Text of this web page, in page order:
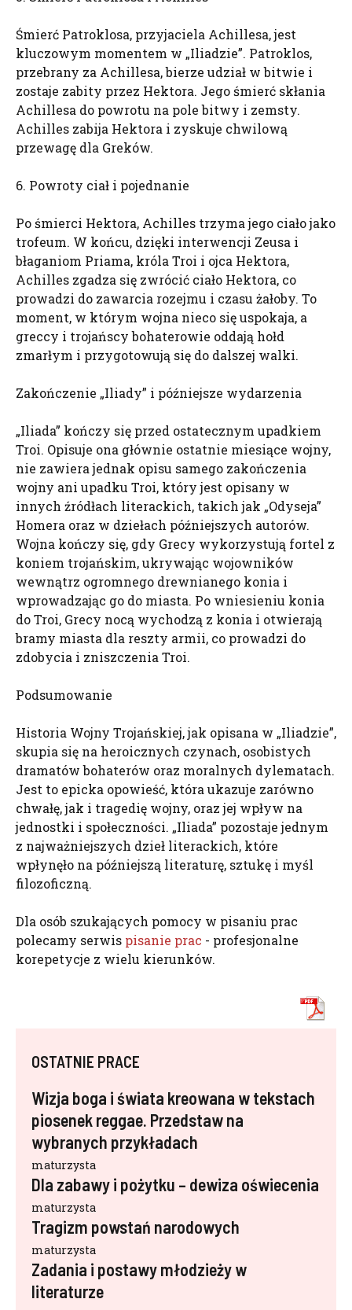
Śmierć Patroklosa, przyjaciela Achillesa, jest
kluczowym momentem w „Iliadzie”. Patroklos,
przebrany za Achillesa, bierze udział w bitwie i
zostaje zabity przez Hektora. Jego śmierć skłania
Achillesa do powrotu na pole bitwy i zemsty.
Achilles zabija Hektora i zyskuje chwilową
przewagę dla Greków.
6. Powroty ciał i pojednanie
Po śmierci Hektora, Achilles trzyma jego ciało jako
trofeum. W końcu, dzięki interwencji Zeusa i
błaganiom Priama, króla Troi i ojca Hektora,
Achilles zgadza się zwrócić ciało Hektora, co
prowadzi do zawarcia rozejmu i czasu żałoby. To
moment, w którym wojna nieco się uspokaja, a
greccy i trojańscy bohaterowie oddają hołd
zmarłym i przygotowują się do dalszej walki.
Zakończenie „Iliady” i późniejsze wydarzenia
„Iliada” kończy się przed ostatecznym upadkiem
Troi. Opisuje ona głównie ostatnie miesiące wojny,
nie zawiera jednak opisu samego zakończenia
wojny ani upadku Troi, który jest opisany w
innych źródłach literackich, takich jak „Odyseja”
Homera oraz w dziełach późniejszych autorów.
Wojna kończy się, gdy Grecy wykorzystują fortel z
koniem trojańskim, ukrywając wojowników
wewnątrz ogromnego drewnianego konia i
wprowadzając go do miasta. Po wniesieniu konia
do Troi, Grecy nocą wychodzą z konia i otwierają
bramy miasta dla reszty armii, co prowadzi do
zdobycia i zniszczenia Troi.
Podsumowanie
Historia Wojny Trojańskiej, jak opisana w „Iliadzie”,
skupia się na heroicznych czynach, osobistych
dramatów bohaterów oraz moralnych dylematach.
Jest to epicka opowieść, która ukazuje zarówno
chwałę, jak i tragedię wojny, oraz jej wpływ na
jednostki i społeczności. „Iliada” pozostaje jednym
z najważniejszych dzieł literackich, które
wpłynęło na późniejszą literaturę, sztukę i myśl
filozoficzną.
Dla osób szukających pomocy w pisaniu prac
polecamy serwis pisanie prac - profesjonalne
korepetycje z wielu kierunków.
OSTATNIE PRACE
Wizja boga i świata kreowana w tekstach
piosenek reggae. Przedstaw na
wybranych przykładach
maturzysta
Dla zabawy i pożytku – dewiza oświecenia
maturzysta
Tragizm powstań narodowych
maturzysta
Zadania i postawy młodzieży w
literaturze